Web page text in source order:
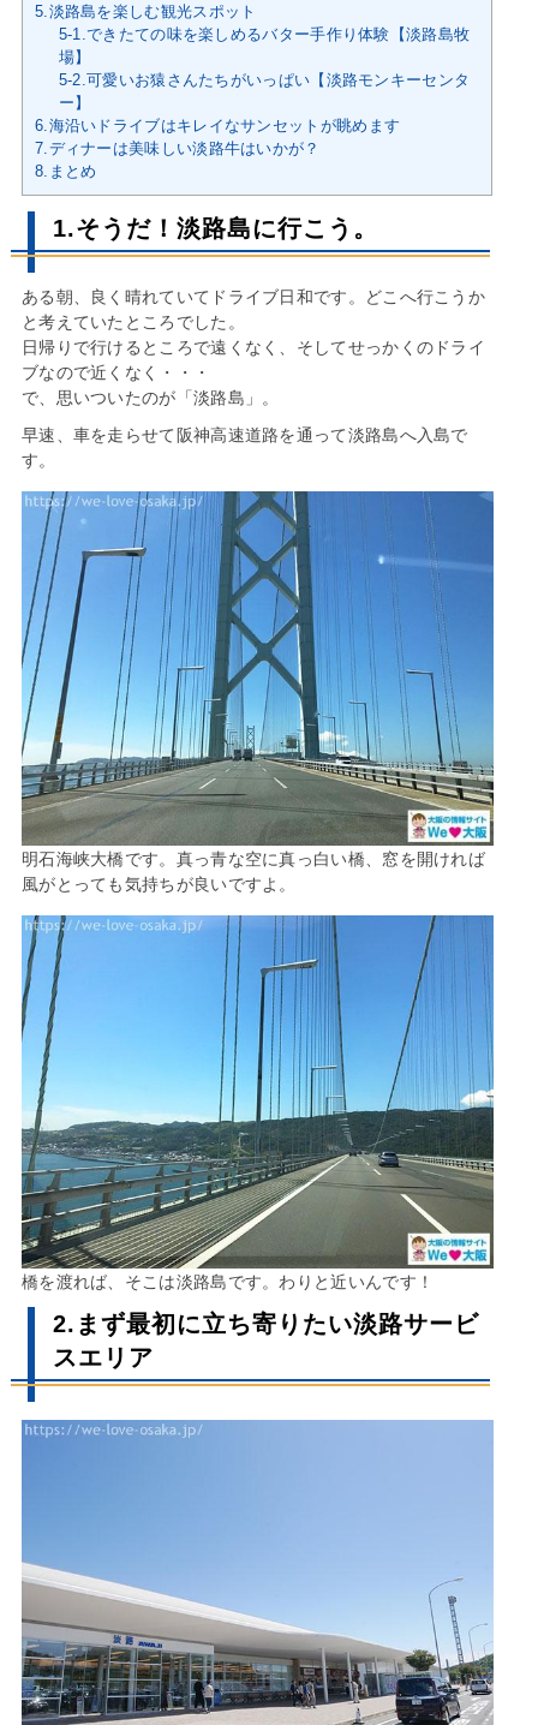
5.淡路島を楽しむ観光スポット
5-1.できたての味を楽しめるバター手作り体験【淡路島牧
場】
5-2.可愛いお猿さんたちがいっぱい【淡路モンキーセンタ
ー】
6.海沿いドライブはキレイなサンセットが眺めます
7.ディナーは美味しい淡路牛はいかが？
8.まとめ
1.そうだ！淡路島に行こう。
ある朝、良く晴れていてドライブ日和です。どこへ行こうか
と考えていたところでした。
日帰りで行けるところで遠くなく、そしてせっかくのドライ
ブなので近くなく・・・
で、思いついたのが「淡路島」。
早速、車を走らせて阪神高速道路を通って淡路島へ入島で
す。
明石海峡大橋です。真っ青な空に真っ白い橋、窓を開ければ
風がとっても気持ちが良いですよ。
橋を渡れば、そこは淡路島です。わりと近いんです！
2.まず最初に立ち寄りたい淡路サービ
スエリア